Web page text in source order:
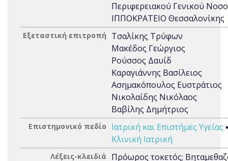
Περιφερειακού Γενικού
ΙΠΠΟΚΡΑΤΕΙΟ Θεσσαλονίκης
Εξεταστική επιτροπή
Τσαλίκης Τρύφων
Μακέδος Γεώργιος
Ρούσσος Δαυίδ
Καραγιάννης Βασίλειος
Ασημακόπουλος Ευστράτιος
Νικολαίδης Νικόλαος
Βαβίλης Δημήτριος
Επιστημονικό πεδίο Ιατρική και Επιστήμες Υγείας
Κλινική Ιατρική
Λέξεις-κλειδιά Πρόωρος τοκετός;